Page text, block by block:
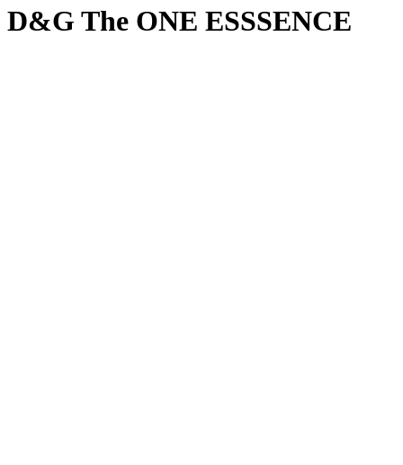
D&G The ONE ESSSENCE